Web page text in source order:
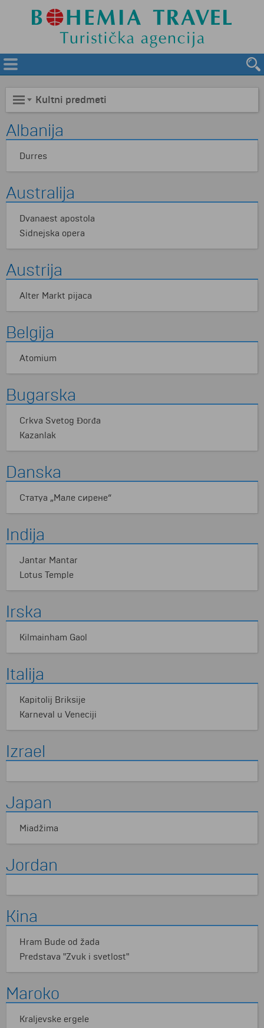
Kultni predmeti
Albanija
Durres
Australija
Dvanaest apostola
Sidnejska opera
Austrija
Alter Markt pijaca
Belgija
Atomium
Bugarska
Crkva Svetog Đorđa
Kazanlak
Danska
Статуа „Мале сирене“
Indija
Jantar Mantar
Lotus Temple
Irska
Kilmainham Gaol
Italija
Kapitolij Briksije
Karneval u Veneciji
Izrael
Japan
Miadžima
Jordan
Kina
Hram Bude od žada
Predstava "Zvuk i svetlost"
Maroko
Kraljevske ergele